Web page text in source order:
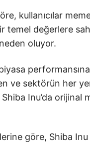
kullanıcılar
temel değerlere
oluyor.
ve sektörün her
Inu’da orijinal
göre, Shiba